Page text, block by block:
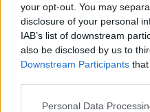
your opt-out. You may
disclosure of your personal
IAB’s list of downstream
also be disclosed by us to
Downstream Participants
Please note that this
Personal Data
Új